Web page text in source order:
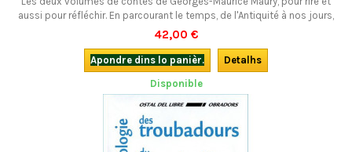
aussi pour réfléchir. En parcourant le temps, de l'Antiquité à nos jours,
de quoi sortir de la morosité !Prix d'origine 48,35 € les deux livres
ensemble : 42,00 €.
42,00 €
Apondre dins lo panièr.
Detalhs
Disponible